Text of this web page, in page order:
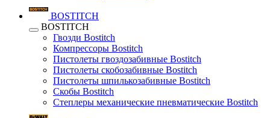
BOSTITCH
BOSTITCH
Гвозди Bostitch
Компрессоры Bostitch
Пистолеты гвоздозабивные Bostitch
Пистолеты скобозабивные Bostitch
Пистолеты шпилькозабивные Bostitch
Скобы Bostitch
Степлеры механические пневматические Bostitch